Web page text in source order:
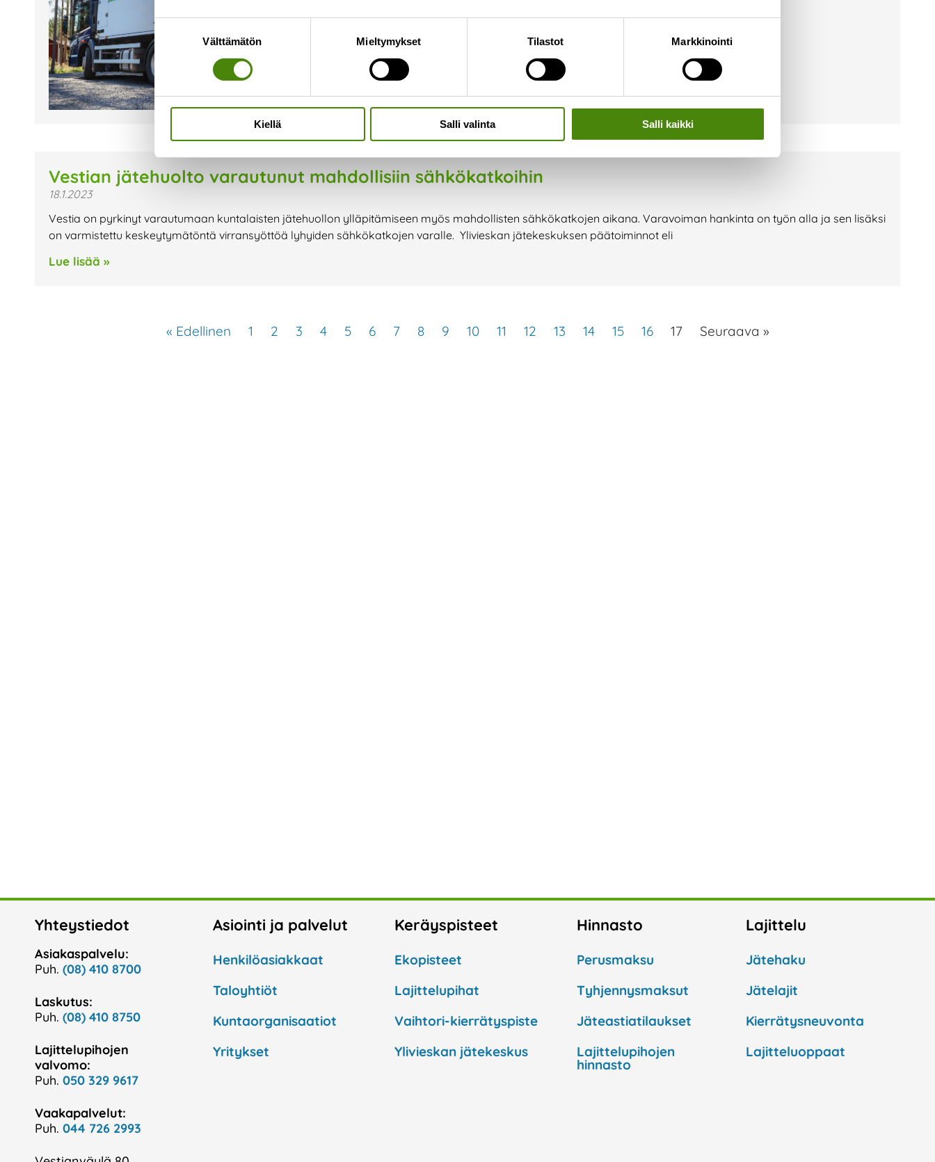
Suostumuksen
valinta
Välttämätön Mieltymykset Tilastot Markkinointi
Kiellä Salli valinta Salli kaikki
Lue lisää »
Vestian jätehuolto varautunut mahdollisiin sähkökatkoihin
18.1.2023
Vestia on pyrkinyt varautumaan kuntalaisten jätehuollon ylläpitämiseen myös mahdollisten sähkökatkojen aikana. Varavoiman hankinta on työn alla ja sen lisäksi
on varmistettu keskeytymätöntä virransyöttöä lyhyiden sähkökatkojen varalle. Ylivieskan jätekeskuksen päätoiminnot eli
Lue lisää »
« Edellinen 1 2 3 4 5 6 7 8 9 10 11 12 13 14 15 16 17 Seuraava »
Yhteystiedot
Asiakaspalvelu:
Puh. (08) 410 8700
Laskutus:
Puh. (08) 410 8750
Lajittelupihojen
valvomo:
Puh. 050 329 9617
Vaakapalvelut:
Puh. 044 726 2993
Asiointi ja palvelut
Henkilöasiakkaat
Taloyhtiöt
Kuntaorganisaatiot
Yritykset
Keräyspisteet
Ekopisteet
Lajittelupihat
Vaihtori-kierrätyspiste
Ylivieskan jätekeskus
Hinnasto
Perusmaksu
Tyhjennysmaksut
Jäteastiatilaukset
Lajittelupihojen
hinnasto
Lajittelu
Jätehaku
Jätelajit
Kierrätysneuvonta
Lajitteluoppaat